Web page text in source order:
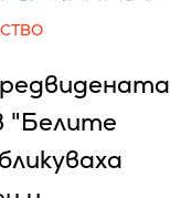
"Белите